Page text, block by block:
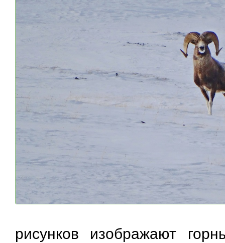
рисунков изображают